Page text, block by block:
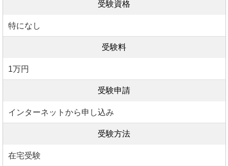
受験資格
特になし
受験料
1万円
受験申請
インターネットから申し込み
受験方法
在宅受験